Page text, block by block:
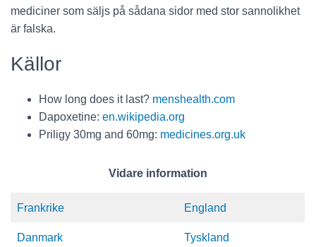
mediciner som säljs på sådana sidor med stor sannolikhet
är falska.
Källor
How long does it last? menshealth.com
Dapoxetine: en.wikipedia.org
Priligy 30mg and 60mg: medicines.org.uk
Vidare information
Frankrike England
Danmark Tyskland